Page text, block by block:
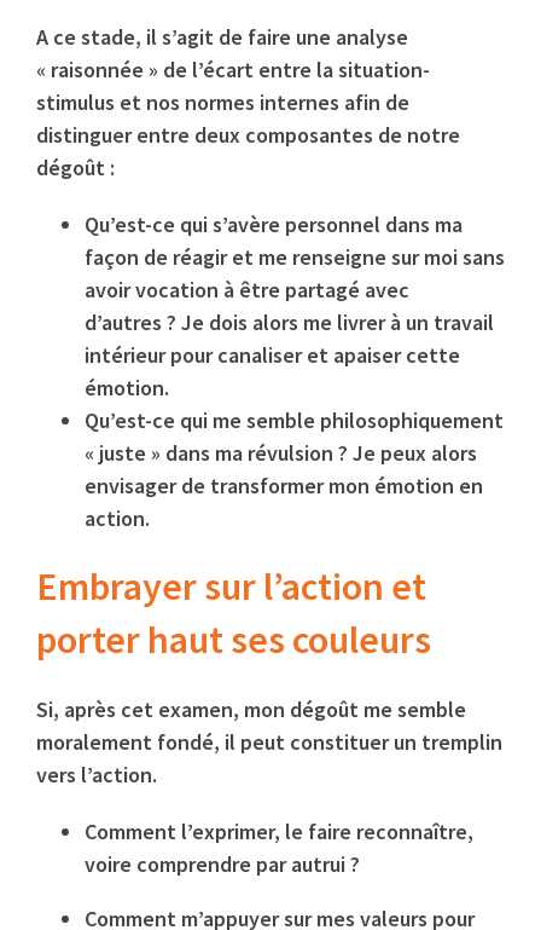
A ce stade, il s’agit de faire une analyse
« raisonnée » de l’écart entre la situation-
stimulus et nos normes internes afin de
distinguer entre deux composantes de notre
dégoût :
Qu’est-ce qui s’avère personnel dans ma
façon de réagir et me renseigne sur moi sans
avoir vocation à être partagé avec
d’autres ? Je dois alors me livrer à un travail
intérieur pour canaliser et apaiser cette
émotion.
Qu’est-ce qui me semble philosophiquement
« juste » dans ma révulsion ? Je peux alors
envisager de transformer mon émotion en
action.
Embrayer sur l’action et
porter haut ses couleurs
Si, après cet examen, mon dégoût me semble
moralement fondé, il peut constituer un tremplin
vers l’action.
Comment l’exprimer, le faire reconnaître,
voire comprendre par autrui ?
Comment m’appuyer sur mes valeurs pour